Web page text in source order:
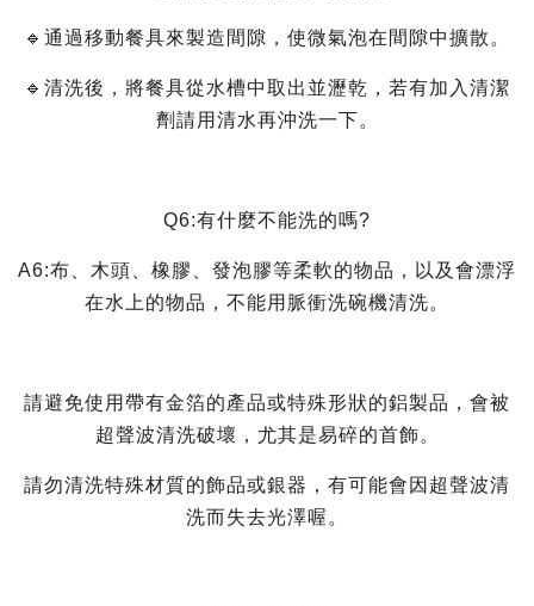
🔹通過移動餐具來製造間隙，使微氣泡在間隙中擴散。
🔹清洗後，將餐具從水槽中取出並瀝乾，若有加入清潔
劑請用清水再沖洗一下。
Q6:有什麼不能洗的嗎?
A6:布、木頭、橡膠、發泡膠等柔軟的物品，以及會漂浮
在水上的物品，不能用脈衝洗碗機清洗。
請避免使用帶有金箔的產品或特殊形狀的鋁製品，會被
超聲波清洗破壞，尤其是易碎的首飾。
請勿清洗特殊材質的飾品或銀器，有可能會因超聲波清
洗而失去光澤喔。